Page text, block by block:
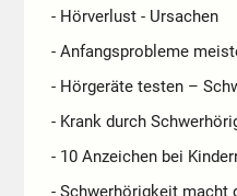
- Hörverlust - Ursachen
- Anfangsprobleme
- Hörgeräte testen –
- Krank durch
- 10 Anzeichen bei
- Schwerhörigkeit macht